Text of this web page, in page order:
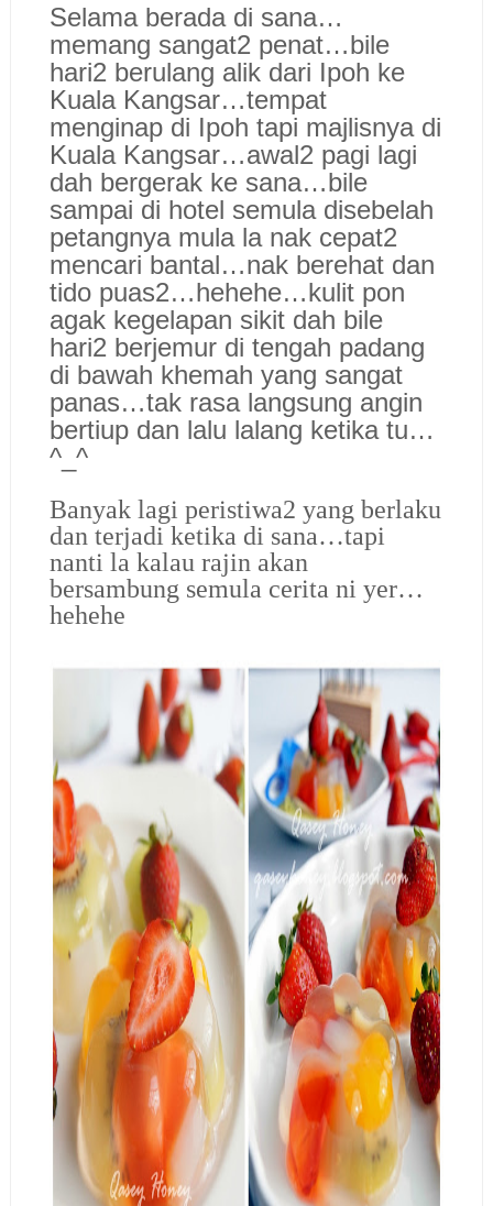
Selama berada di sana…
memang sangat2 penat…bile
hari2 berulang alik dari Ipoh ke
Kuala Kangsar…tempat
menginap di Ipoh tapi majlisnya di
Kuala Kangsar…awal2 pagi lagi
dah bergerak ke sana…bile
sampai di hotel semula disebelah
petangnya mula la nak cepat2
mencari bantal…nak berehat dan
tido puas2…hehehe…kulit pon
agak kegelapan sikit dah bile
hari2 berjemur di tengah padang
di bawah khemah yang sangat
panas…tak rasa langsung angin
bertiup dan lalu lalang ketika tu…
^_^
Banyak lagi peristiwa2 yang berlaku
dan terjadi ketika di sana…tapi
nanti la kalau rajin akan
bersambung semula cerita ni yer…
hehehe